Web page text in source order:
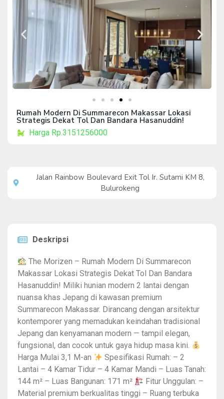
Rumah Modern Di Summarecon Makassar Lokasi
Strategis Dekat Tol Dan Bandara Hasanuddin!
Harga Rp.3151256000
Jalan Rainbow Boulevard Exit Tol Ir. Sutami KM 8,
Bulurokeng
Deskripsi
The Morizen – Rumah Modern Di Summarecon
Makassar Lokasi Strategis Dekat Tol Dan Bandara
Hasanuddin! Miliki hunian modern 2 lantai dengan
nuansa khas Jepang di kawasan premium
Summarecon Makassar. Dirancang dengan arsitektur
kontemporer yang memadukan keindahan tradisional
Jepang dan kenyamanan modern — tampil elegan,
fungsional, dan cocok untuk gaya hidup masa kini.
Harga Mulai 3,1 M-an
Spesifikasi Rumah: – 2
Lantai – 4 Kamar Tidur – 4 Kamar Mandi – Luas Tanah:
144 m² – Luas Bangunan: 171 m²
Fitur Unggulan: –
Material premium berkualitas tinggi – Ruang terbuka